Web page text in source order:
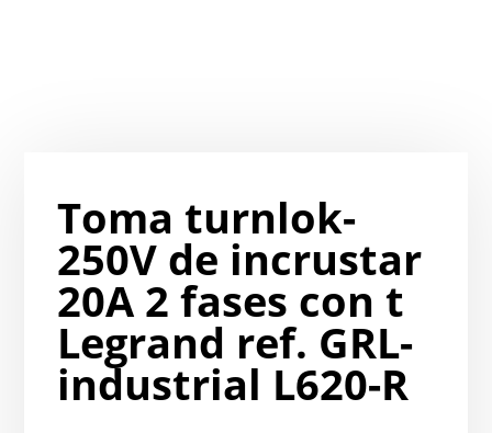
Toma turnlok-
250V de incrustar
20A 2 fases con t
Legrand ref. GRL-
industrial L620-R